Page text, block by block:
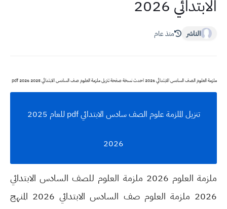
الابتدائي 2026
الناشر منذ عام
ملزمة العلوم الصف السادس الابتدائي 2026 احدث نسخة صفحة تنزيل ملزمة العلوم صف السادس الابتدائي 2025 2026 pdf
تنزيل الملزمة علوم الصف سادس الابتدائي pdf للعام 2025
2026
ملزمة العلوم 2026 ملزمة العلوم للصف السادس الابتدائي
2026 ملزمة العلوم صف السادس الابتدائي 2026 المنهج